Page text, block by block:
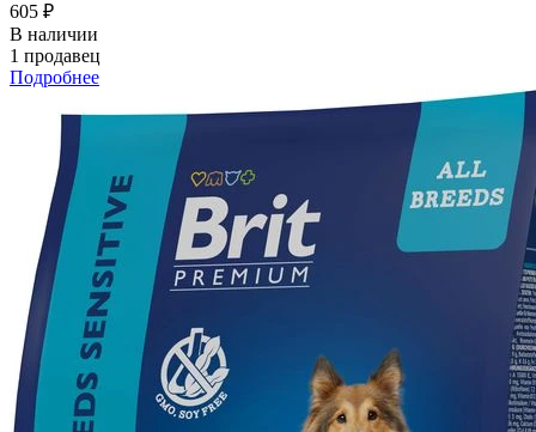
605 ₽
В наличии
1 продавец
Подробнее